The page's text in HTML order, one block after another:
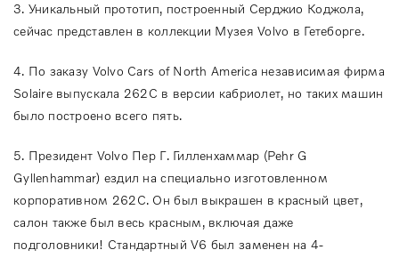
3. Уникальный прототип, построенный Серджио Коджола,
сейчас представлен в коллекции Музея Volvo в Гетеборге.
4. По заказу Volvo Cars of North America независимая фирма
Solaire выпускала 262C в версии кабриолет, но таких машин
было построено всего пять.
5. Президент Volvo Пер Г. Гилленхаммар (Pehr G
Gyllenhammar) ездил на специально изготовленном
корпоративном 262C. Он был выкрашен в красный цвет,
салон также был весь красным, включая даже
подголовники! Стандартный V6 был заменен на 4-